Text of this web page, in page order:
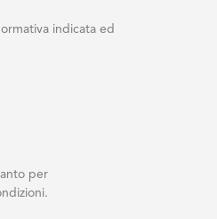
indicata ed
per